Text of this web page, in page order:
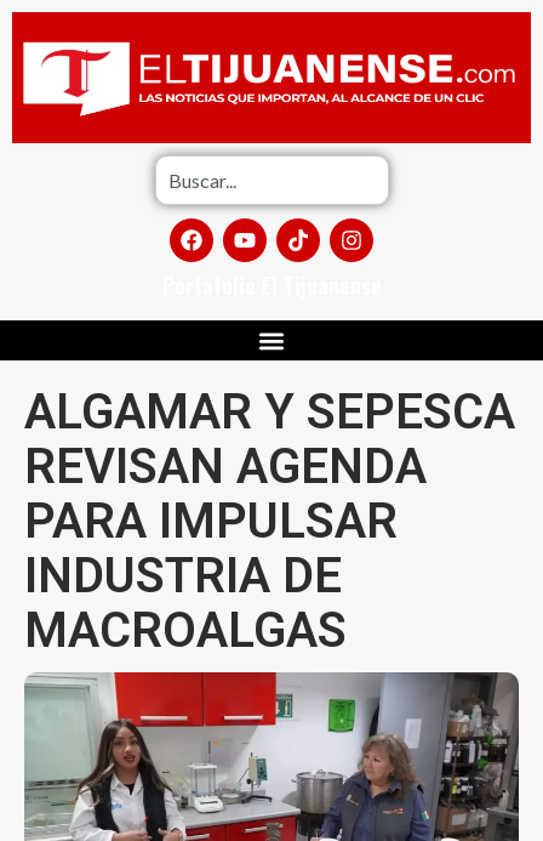
ALGAMAR Y SEPESCA
REVISAN AGENDA
PARA IMPULSAR
INDUSTRIA DE
MACROALGAS